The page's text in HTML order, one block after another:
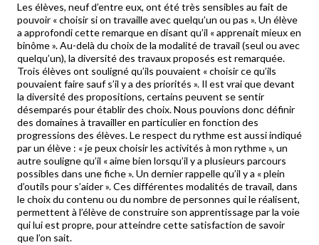
Les élèves, neuf d’entre eux, ont été très sensibles au fait de
pouvoir « choisir si on travaille avec quelqu’un ou pas ». Un élève
a approfondi cette remarque en disant qu’il « apprenait mieux en
binôme ». Au-delà du choix de la modalité de travail (seul ou avec
quelqu’un), la diversité des travaux proposés est remarquée.
Trois élèves ont souligné qu’ils pouvaient « choisir ce qu’ils
pouvaient faire sauf s’il y a des priorités ». Il est vrai que devant
la diversité des propositions, certains peuvent se sentir
désemparés pour établir des choix. Nous pouvions donc définir
des domaines à travailler en particulier en fonction des
progressions des élèves. Le respect du rythme est aussi indiqué
par un élève : « je peux choisir les activités à mon rythme », un
autre souligne qu’il « aime bien lorsqu’il y a plusieurs parcours
possibles dans une fiche ». Un dernier rappelle qu’il y a « plein
d’outils pour s’aider ». Ces différentes modalités de travail, dans
le choix du contenu ou du nombre de personnes qui le réalisent,
permettent à l’élève de construire son apprentissage par la voie
qui lui est propre, pour atteindre cette satisfaction de savoir
que l’on sait.